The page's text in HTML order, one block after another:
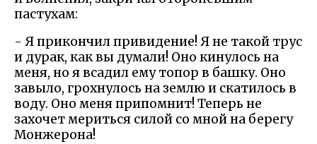
пастухам:
- Я прикончил привидение! Я не такой трус
и дурак, как вы думали! Оно кинулось на
меня, но я всадил ему топор в башку. Оно
завыло, грохнулось на землю и скатилось в
воду. Оно меня припомнит! Теперь не
захочет мериться силой со мной на берегу
Монжерона!